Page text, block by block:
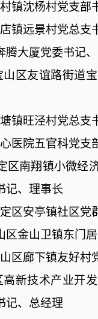
镇沈杨村党支部
镇远景村党总支
腾大厦党委书记
山区友谊路街道
镇旺泾村党总支
医院五官科党支
区南翔镇小微经
记、理事长
定区安亭镇社区
区金山卫镇东门
山区廊下镇友好
高新技术产业开
记、总经理